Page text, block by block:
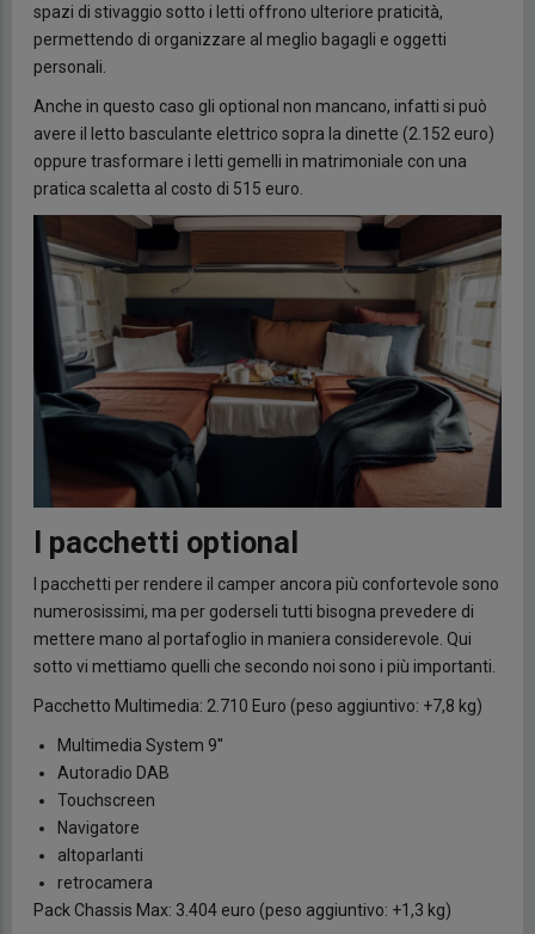
spazi di stivaggio sotto i letti offrono ulteriore praticità,
permettendo di organizzare al meglio bagagli e oggetti
personali.
Anche in questo caso gli optional non mancano, infatti si può
avere il letto basculante elettrico sopra la dinette (2.152 euro)
oppure trasformare i letti gemelli in matrimoniale con una
pratica scaletta al costo di 515 euro.
I pacchetti optional
I pacchetti per rendere il camper ancora più confortevole sono
numerosissimi, ma per goderseli tutti bisogna prevedere di
mettere mano al portafoglio in maniera considerevole. Qui
sotto vi mettiamo quelli che secondo noi sono i più importanti.
Pacchetto Multimedia: 2.710 Euro (peso aggiuntivo: +7,8 kg)
Multimedia System 9''
Autoradio DAB
Touchscreen
Navigatore
altoparlanti
retrocamera
Pack Chassis Max: 3.404 euro (peso aggiuntivo: +1,3 kg)